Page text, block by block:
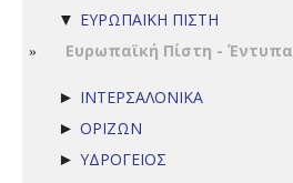
▼ ΕΥΡΩΠΑΪΚΗ ΠΙΣΤΗ
Ευρωπαϊκή Πίστη - Έντυπα
► ΙΝΤΕΡΣΑΛΟΝΙΚΑ
► ΟΡΙΖΩΝ
► ΥΔΡΟΓΕΙΟΣ